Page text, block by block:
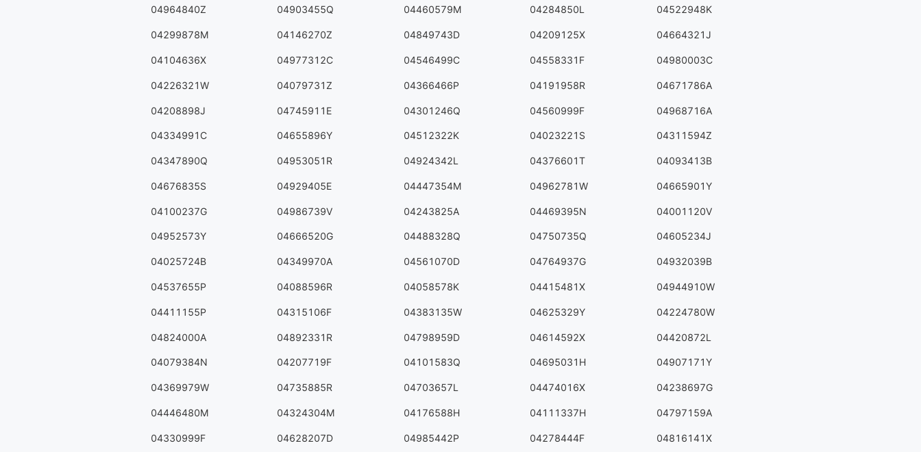
04964840Z 04903455Q 04460579M 04284850L 04522948K
04299878M 04146270Z 04849743D 04209125X 04664321J
04104636X 04977312C 04546499C 04558331F 04980003C
04226321W 04079731Z 04366466P 04191958R 04671786A
04208898J 04745911E 04301246Q 04560999F 04968716A
04334991C 04655896Y 04512322K 04023221S 04311594Z
04347890Q 04953051R 04924342L 04376601T 04093413B
04676835S 04929405E 04447354M 04962781W 04665901Y
04100237G 04986739V 04243825A 04469395N 04001120V
04952573Y 04666520G 04488328Q 04750735Q 04605234J
04025724B 04349970A 04561070D 04764937G 04932039B
04537655P 04088596R 04058578K 04415481X 04944910W
04411155P 04315106F 04383135W 04625329Y 04224780W
04824000A 04892331R 04798959D 04614592X 04420872L
04079384N 04207719F 04101583Q 04695031H 04907171Y
04369979W 04735885R 04703657L 04474016X 04238697G
04446480M 04324304M 04176588H 04111337H 04797159A
04330999F 04628207D 04985442P 04278444F 04816141X